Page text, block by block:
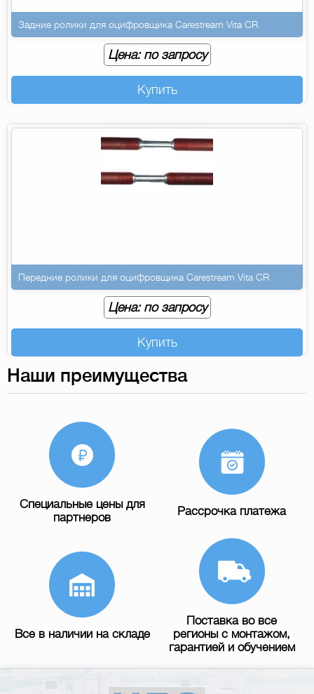
Задние ролики для оцифровщика Carestream Vita CR
Цена: по запросу
Купить
Передние ролики для оцифровщика Carestream Vita CR
Цена: по запросу
Купить
Наши преимущества
Специальные цены для
партнеров
Рассрочка платежа
Все в наличии на складе
Поставка во все
регионы с монтажом,
гарантией и обучением